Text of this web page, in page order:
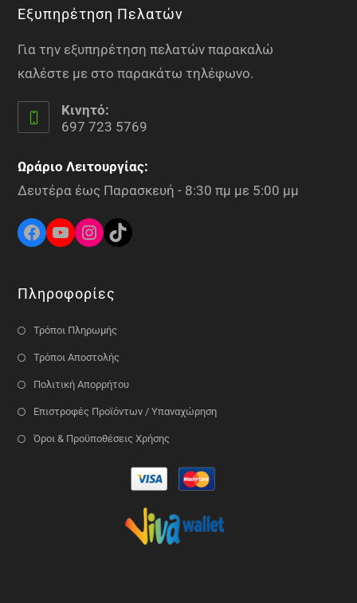
Εξυπηρέτηση Πελατών
Για την εξυπηρέτηση πελατών παρακαλώ
καλέστε με στο παρακάτω τηλέφωνο.
Κινητό:
697 723 5769
Ωράριο Λειτουργίας:
Δευτέρα έως Παρασκευή - 8:30 πμ με 5:00 μμ
Πληροφορίες
Τρόποι Πληρωμής
Τρόποι Αποστολής
Πολιτική Απορρήτου
Επιστροφές Προϊόντων / Υπαναχώρηση
Όροι & Προϋποθέσεις Χρήσης